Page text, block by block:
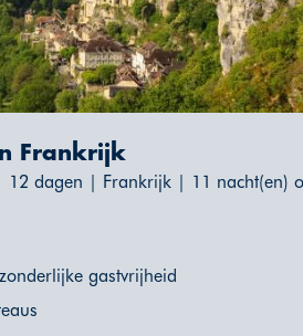
Frankrijk
dagen | Frankrijk | 11 nacht(en)
gastvrijheid